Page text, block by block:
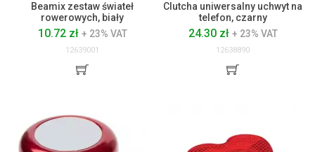
Beamix zestaw świateł
rowerowych, biały
10.72 zł + 23% VAT
12639001
Clutcha uniwersalny uchwyt na
telefon, czarny
24.30 zł + 23% VAT
12638890